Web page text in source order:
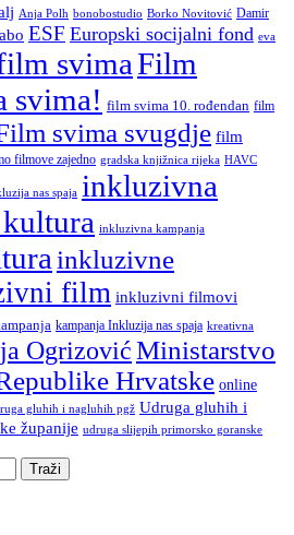
Anja Polh bonobostudio Borko Novitović Damir
ESF Europski socijalni fond eva
svimaFilm
svima! film svima 10. rođendan film
svima svugdje film
filmove zajedno gradska knjižnica rijeka HAVC
nas spaja inkluzivna
inkluzivna kampanja
inkluzivne
film inkluzivni filmovi
kampanja Inkluzija nas spaja kreativna
OgrizovićMinistarstvo
Hrvatske online
gluhih i nagluhih pgž Udruga gluhih i
županije udruga slijepih primorsko goranske